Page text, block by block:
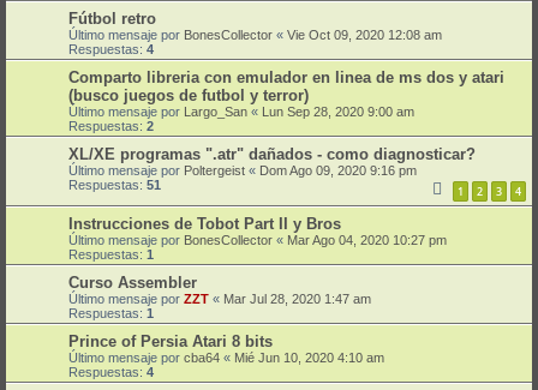
Fútbol retro
Último mensaje por BonesCollector « Vie Oct 09, 2020 12:08 am
Respuestas: 4
Comparto libreria con emulador en linea de ms dos y atari
(busco juegos de futbol y terror)
Último mensaje por Largo_San « Lun Sep 28, 2020 9:00 am
Respuestas: 2
XL/XE programas ".atr" dañados - como diagnosticar?
Último mensaje por Poltergeist « Dom Ago 09, 2020 9:16 pm
Respuestas: 51 1 2 3 4
Instrucciones de Tobot Part II y Bros
Último mensaje por BonesCollector « Mar Ago 04, 2020 10:27 pm
Respuestas: 1
Curso Assembler
Último mensaje por ZZT « Mar Jul 28, 2020 1:47 am
Respuestas: 1
Prince of Persia Atari 8 bits
Último mensaje por cba64 « Mié Jun 10, 2020 4:10 am
Respuestas: 4